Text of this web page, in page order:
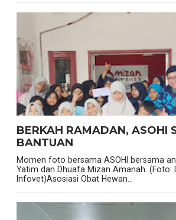
BERKAH RAMADAN, ASOHI
BANTUAN
Momen foto bersama ASOHI bersama
Yatim dan Dhuafa Mizan Amanah. (Foto:
Infovet)Asosiasi Obat Hewan...